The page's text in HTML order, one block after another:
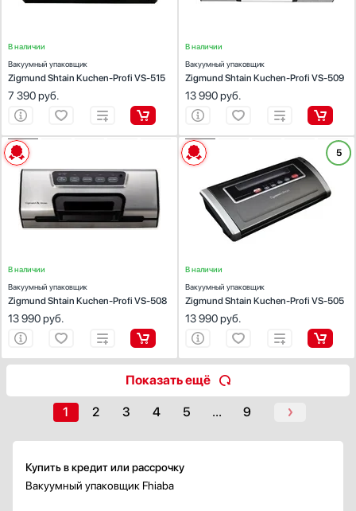
В наличии
Вакуумный упаковщик
Zigmund Shtain Kuchen-Profi VS-515
7 390руб.
В наличии
Вакуумный упаковщик
Zigmund Shtain Kuchen-Profi VS-509
13 990руб.
ХАРАКТЕРИСТИКИ
Тип установки:
соло
Цвет:
нержавеющая сталь
Габариты (ВхШхГ), см:
13х56х17.5
В наличии
Вакуумный упаковщик
Zigmund Shtain Kuchen-Profi VS-508
13 990руб.
ХАРАКТЕРИСТИКИ
Тип установки:
черный/серебристый
Габариты (ВхШхГ), см:
9.2х40.1х19
5
В наличии
Вакуумный упаковщик
Zigmund Shtain Kuchen-Profi VS-505
13 990руб.
Показать ещё
1 2 3 4 5 ... 9
Купить в кредит или рассрочку
Вакуумный упаковщик Fhiaba